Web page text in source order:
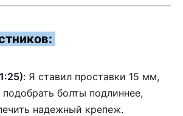
: Я ставил проставки 15 мм,
болты подлиннее,
надежный крепеж.